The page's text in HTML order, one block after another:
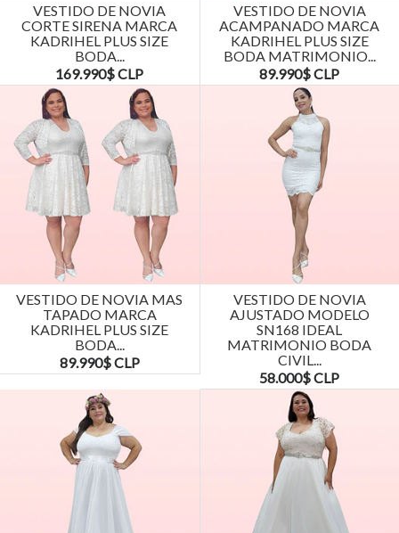
VESTIDO DE NOVIA
CORTE SIRENA MARCA
KADRIHEL PLUS SIZE
BODA...
169.990$ CLP
VESTIDO DE NOVIA
ACAMPANADO MARCA
KADRIHEL PLUS SIZE
BODA MATRIMONIO...
89.990$ CLP
VESTIDO DE NOVIA MAS
TAPADO MARCA
KADRIHEL PLUS SIZE
BODA...
89.990$ CLP
VESTIDO DE NOVIA
AJUSTADO MODELO
SN168 IDEAL
MATRIMONIO BODA
CIVIL...
58.000$ CLP